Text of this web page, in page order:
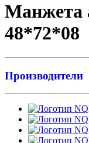
Манжета
48*72*08
Производители